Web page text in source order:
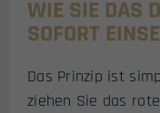
WIE SIE DAS
SOFORT
Das Prinzip ist
ziehen Sie das